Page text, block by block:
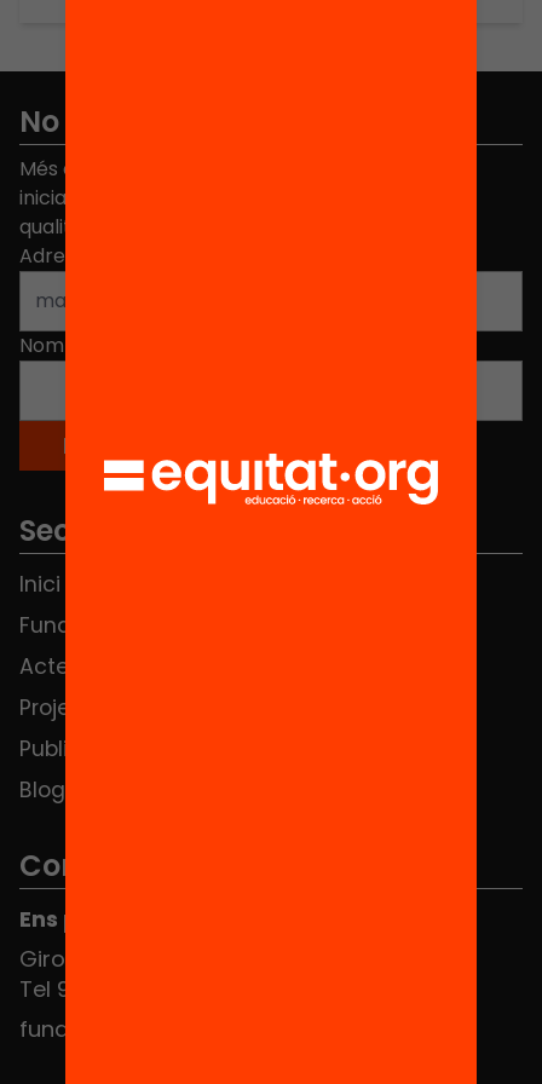
No et perdis res
Més de 40.000 persones ja han triat Equitat. Rep
iniciatives, propostes i projectes per millorar la
qualitat de l'educació a Catalunya.
Adreça electrònica
Nom
Seccions
Inici
Fundació
Actes
Projectes
Publicacions i vídeos
Blog
Contacte
Ens pots trobar al Hub Social
Girona 34, interior 08010 Barcelona
Tel 934 588 700
fundacio@equitat.org